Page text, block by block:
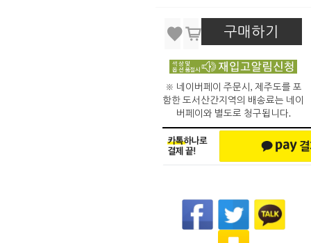
구매하기
※ 네이버페이 주문시, 제주도를 포
함한 도서산간지역의 배송료는 네이
버페이와 별도로 청구됩니다.